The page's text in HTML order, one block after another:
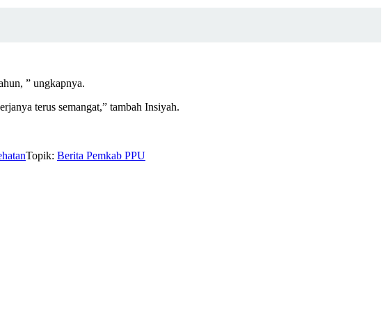
” ungkapnya.
terus semangat,” tambah Insiyah.
Topik: Berita Pemkab PPU